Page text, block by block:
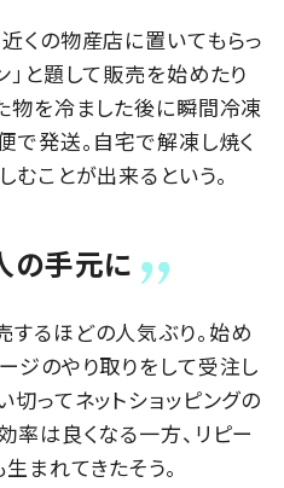
くの物産店に置いてもらっ
」と題して販売を始めたり
物を冷ました後に瞬間冷凍
で発送。自宅で解凍し焼く
むことが出来るという。
の手元に
るほどの人気ぶり。始め
ジのやり取りをして受注し
ってネットショッピングの
率は良くなる一方、リピー
まれてきたそう。